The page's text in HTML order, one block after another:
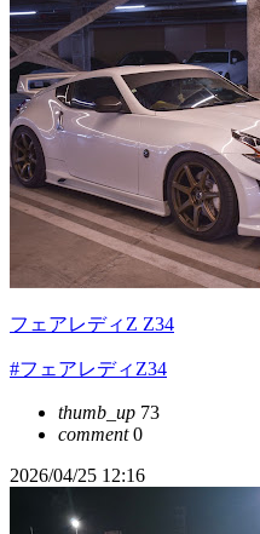
フェアレディZ Z34
#フェアレディZ34
thumb_up 73
comment0
2026/04/25 12:16